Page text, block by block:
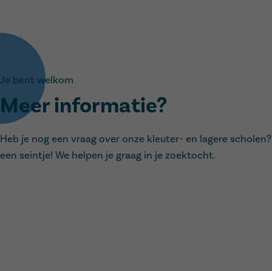
Je bent welkom
Meer informatie?
Heb je nog een vraag over onze kleuter- en lagere
een seintje! We helpen je graag in je zoektocht.